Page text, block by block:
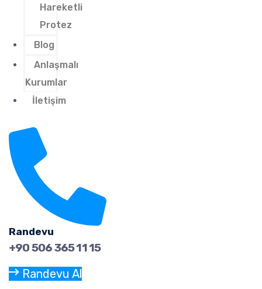
Hareketli
Protez
Blog
Anlaşmalı
Kurumlar
İletişim
Randevu
+90 506 365 11 15
Randevu Al